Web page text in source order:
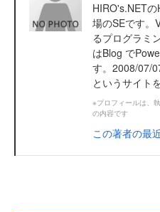
HIRO's.NET
場のSEです。
るプログラミ
はBlog で
す。2008/07/
というサイト
※プロフィールは、
の内容です
この著者の最